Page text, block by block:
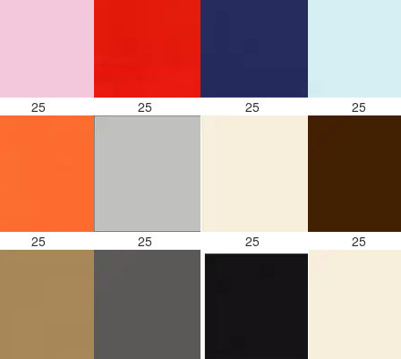
25 25 25 25
25 25 25 25